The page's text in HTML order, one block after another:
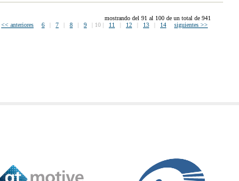
mostrando del 91 al 100 de un total de 941
<< anteriores
6 7 8 9 10 11 12 13 14 siguientes >>